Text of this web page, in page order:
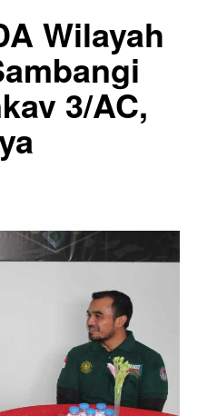
Wilayah
3/AC,